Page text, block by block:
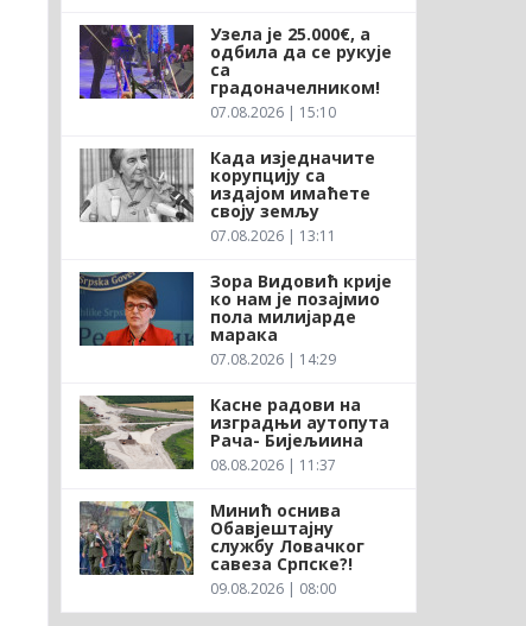
Узела је 25.000€, а
одбила да се рукује
са
градоначелником!
07.08.2026 | 15:10
Када изједначите
корупцију са
издајом имаћете
своју земљу
07.08.2026 | 13:11
Зора Видовић крије
ко нам је позајмио
пола милијарде
марака
07.08.2026 | 14:29
Касне радови на
изградњи аутопута
Рача- Бијељиина
08.08.2026 | 11:37
Минић оснива
Обавјештајну
службу Ловачког
савеза Српске?!
09.08.2026 | 08:00